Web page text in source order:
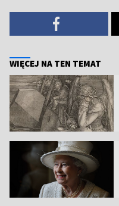
WIĘCEJ NA TEN TEMAT